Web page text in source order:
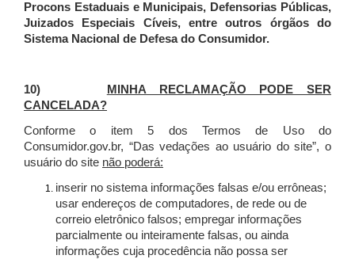
Procons Estaduais e Municipais, Defensorias Públicas,
Juizados Especiais Cíveis, entre outros órgãos do
Sistema Nacional de Defesa do Consumidor.
10)
MINHA RECLAMAÇÃO PODE SER
CANCELADA?
Conforme o item 5 dos Termos de Uso do
Consumidor.gov.br, “Das vedações ao usuário do site”, o
usuário do site não poderá:
inserir no sistema informações falsas e/ou errôneas;
usar endereços de computadores, de rede ou de
correio eletrônico falsos; empregar informações
parcialmente ou inteiramente falsas, ou ainda
informações cuja procedência não possa ser